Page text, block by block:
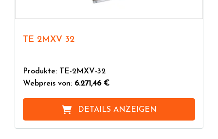
TE 2MXV 32
Produkte: TE-2MXV-32
Webpreis von: 6.271,46 €
DETAILS ANZEIGEN